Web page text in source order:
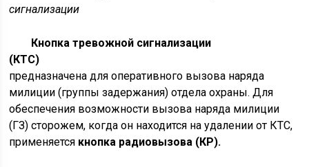
сигнализации
Кнопка тревожной сигнализации
(КТС)
предназначена для оперативного вызова наряда
милиции (группы задержания) отдела охраны. Для
обеспечения возможности вызова наряда милиции
(ГЗ) сторожем, когда он находится на удалении от КТС,
применяется кнопка радиовызова (КР).